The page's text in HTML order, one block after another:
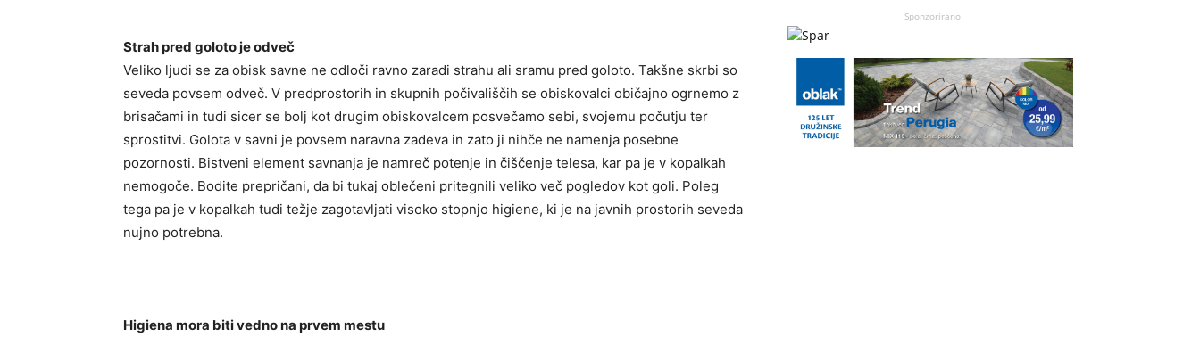
Strah pred goloto je odveč
Veliko ljudi se za obisk savne ne odloči ravno zaradi strahu ali sramu pred goloto. Takšne skrbi so
seveda povsem odveč. V predprostorih in skupnih počivališčih se obiskovalci običajno ogrnemo z
brisačami in tudi sicer se bolj kot drugim obiskovalcem posvečamo sebi, svojemu počutju ter
sprostitvi. Golota v savni je povsem naravna zadeva in zato ji nihče ne namenja posebne
pozornosti. Bistveni element savnanja je namreč potenje in čiščenje telesa, kar pa je v kopalkah
nemogoče. Bodite prepričani, da bi tukaj oblečeni pritegnili veliko več pogledov kot goli. Poleg
tega pa je v kopalkah tudi težje zagotavljati visoko stopnjo higiene, ki je na javnih prostorih seveda
nujno potrebna.
Higiena mora biti vedno na prvem mestu
Sponzorirano